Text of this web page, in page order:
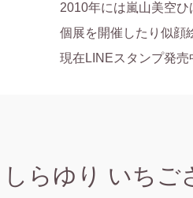
2010年には嵐山美空ひ
個展を開催したり似顔
しらゆり いちご